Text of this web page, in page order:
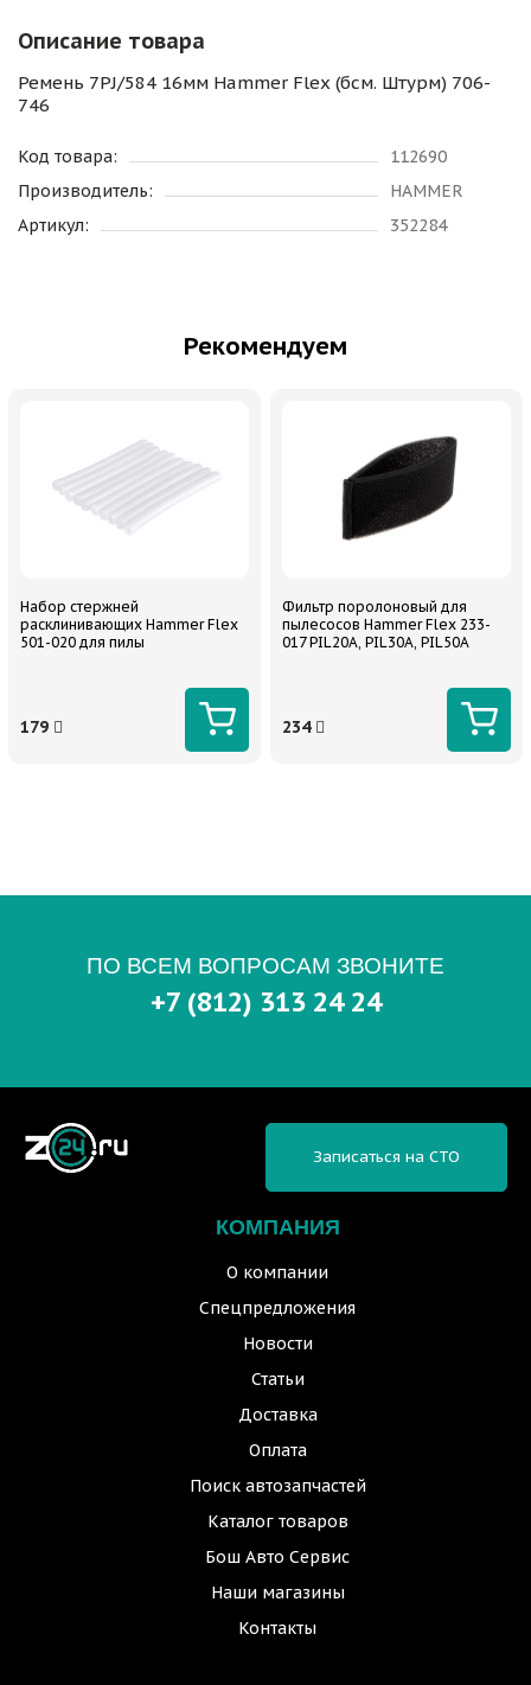
Описание товара
Ремень 7PJ/584 16мм Hammer Flex (бсм. Штурм) 706-
746
Код товара:
112690
Производитель:
HAMMER
Артикул:
352284
Рекомендуем
Набор стержней
расклинивающих Hammer Flex
501-020 для пилы
179
Фильтр поролоновый для
пылесосов Hammer Flex 233-
017 PIL20A, PIL30A, PIL50A
234
ПО ВСЕМ ВОПРОСАМ ЗВОНИТЕ
+7 (812) 313 24 24
КОМПАНИЯ
О компании
Спецпредложения
Новости
Статьи
Доставка
Оплата
Поиск автозапчастей
Каталог товаров
Бош Авто Сервис
Наши магазины
Контакты
Записаться на СТО